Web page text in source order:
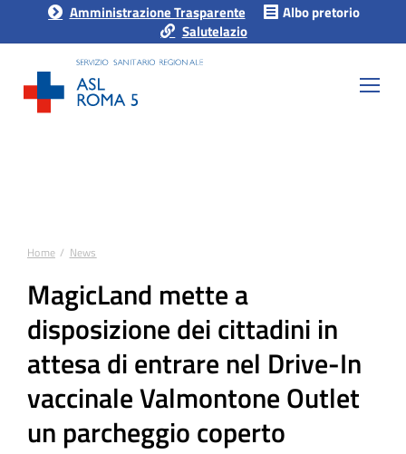
Amministrazione Trasparente
Albo pretorio
Salutelazio
Tu sei qui:
Home News
MagicLand mette a
disposizione dei cittadini in
attesa di entrare nel Drive-In
vaccinale Valmontone Outlet
un parcheggio coperto